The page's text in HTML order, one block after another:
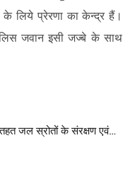
लिये प्रेरणा का केन्द्र हैं।
जवान इसी जज्बे के साथ
तहत जल स्रोतों के संरक्षण एवं…